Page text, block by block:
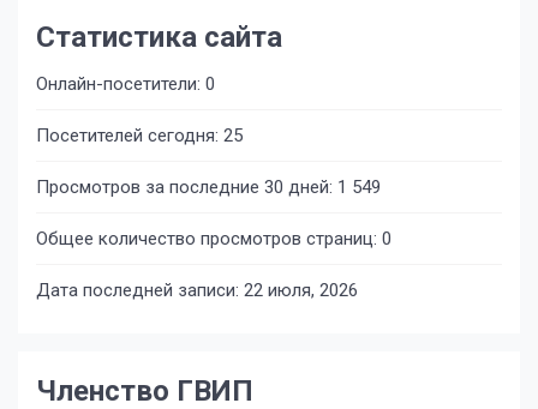
Статистика сайта
Онлайн-посетители: 0
Посетителей сегодня: 25
Просмотров за последние 30 дней: 1 549
Общее количество просмотров страниц: 0
Дата последней записи: 22 июля, 2026
Членство ГВИП